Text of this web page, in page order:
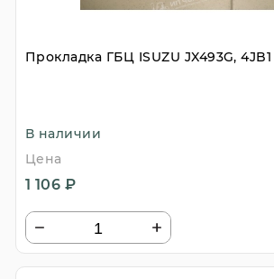
Прокладка ГБЦ ISUZU JX493G, 4JB1
В наличии
Цена
1 106 ₽